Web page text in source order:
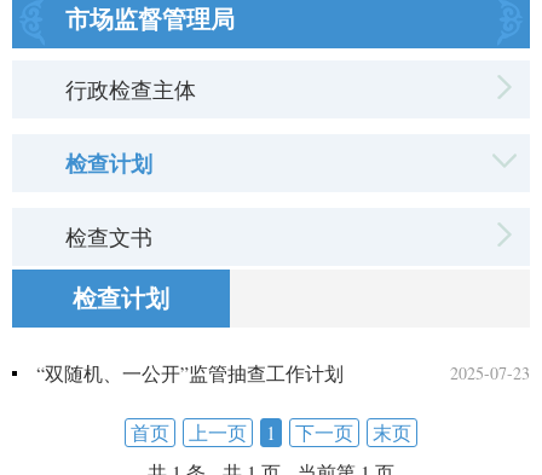
市场监督管理局
行政检查主体
检查计划
检查文书
检查计划
2025-07-23
“双随机、一公开”监管抽查工作计划
首页 上一页 1 下一页
末页